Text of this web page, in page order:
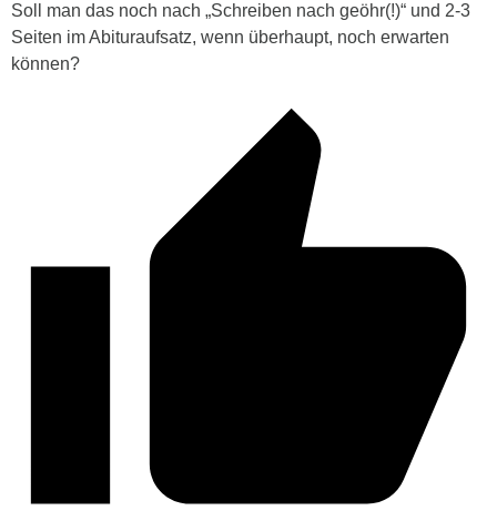
Soll man das noch nach „Schreiben nach geöhr(!)“ und 2-3
Seiten im Abituraufsatz, wenn überhaupt, noch erwarten
können?